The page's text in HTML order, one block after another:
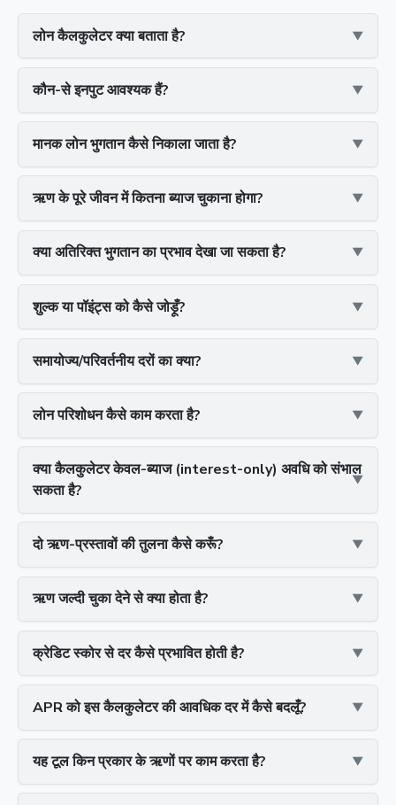
लोन कैलकुलेटर क्या बताता है?
कौन-से इनपुट आवश्यक हैं?
मानक लोन भुगतान कैसे निकाला जाता है?
ऋण के पूरे जीवन में कितना ब्याज चुकाना होगा?
क्या अतिरिक्त भुगतान का प्रभाव देखा जा सकता है?
शुल्क या पॉइंट्स को कैसे जोड़ूँ?
समायोज्य/परिवर्तनीय दरों का क्या?
लोन परिशोधन कैसे काम करता है?
क्या कैलकुलेटर केवल-ब्याज (interest-only) अवधि को संभाल
सकता है?
दो ऋण-प्रस्तावों की तुलना कैसे करूँ?
ऋण जल्दी चुका देने से क्या होता है?
क्रेडिट स्कोर से दर कैसे प्रभावित होती है?
APR को इस कैलकुलेटर की आवधिक दर में कैसे बदलूँ?
यह टूल किन प्रकार के ऋणों पर काम करता है?